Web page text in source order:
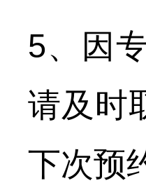
5、因
请及时
下次预